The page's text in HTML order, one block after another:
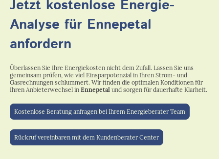
Jetzt kostenlose Energie-
Analyse für Ennepetal
anfordern
Überlassen Sie Ihre Energiekosten nicht dem Zufall. Lassen Sie uns
gemeinsam prüfen, wie viel Einsparpotenzial in Ihren Strom- und
Gasrechnungen schlummert. Wir finden die optimalen Konditionen für
Ihren Anbieterwechsel in Ennepetal und sorgen für dauerhafte Klarheit.
Kostenlose Beratung anfragen bei Ihrem Energieberater Team
Rückruf vereinbaren mit dem Kundenberater Center